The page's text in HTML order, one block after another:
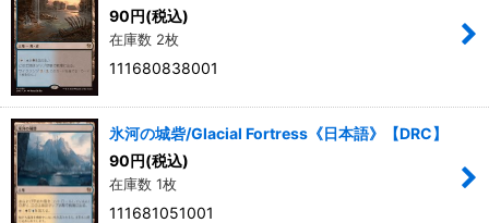
90円(税込)
在庫数 2枚
111680838001
氷河の城砦/Glacial Fortress《日本語》【DRC】
90円(税込)
在庫数 1枚
111681051001